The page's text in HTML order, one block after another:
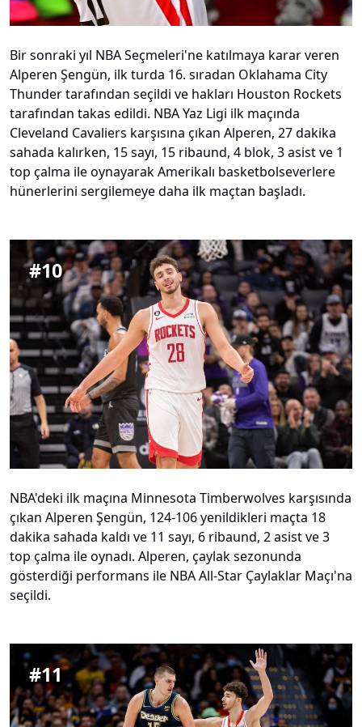
Bir sonraki yıl NBA Seçmeleri'ne katılmaya karar veren
Alperen Şengün, ilk turda 16. sıradan Oklahama City
Thunder tarafından seçildi ve hakları Houston Rockets
tarafından takas edildi. NBA Yaz Ligi ilk maçında
Cleveland Cavaliers karşısına çıkan Alperen, 27 dakika
sahada kalırken, 15 sayı, 15 ribaund, 4 blok, 3 asist ve 1
top çalma ile oynayarak Amerikalı basketbolseverlere
hünerlerini sergilemeye daha ilk maçtan başladı.
#10
NBA'deki ilk maçına Minnesota Timberwolves karşısında
çıkan Alperen Şengün, 124-106 yenildikleri maçta 18
dakika sahada kaldı ve 11 sayı, 6 ribaund, 2 asist ve 3
top çalma ile oynadı. Alperen, çaylak sezonunda
gösterdiği performans ile NBA All-Star Çaylaklar Maçı'na
seçildi.
#11